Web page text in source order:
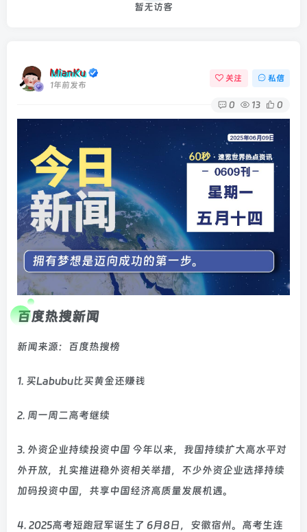
暂无访客
MianKu
1年前发布
关注 私信
0 13 0
百度热搜新闻
新闻来源：百度热搜榜
1. 买Labubu比买黄金还赚钱
2. 周一周二高考继续
3. 外资企业持续投资中国 今年以来，我国持续扩大高水平对
外开放，扎实推进稳外资相关举措，不少外资企业选择持续
加码投资中国，共享中国经济高质量发展机遇。
4. 2025高考短跑冠军诞生了 6月8日，安徽宿州。高考生连